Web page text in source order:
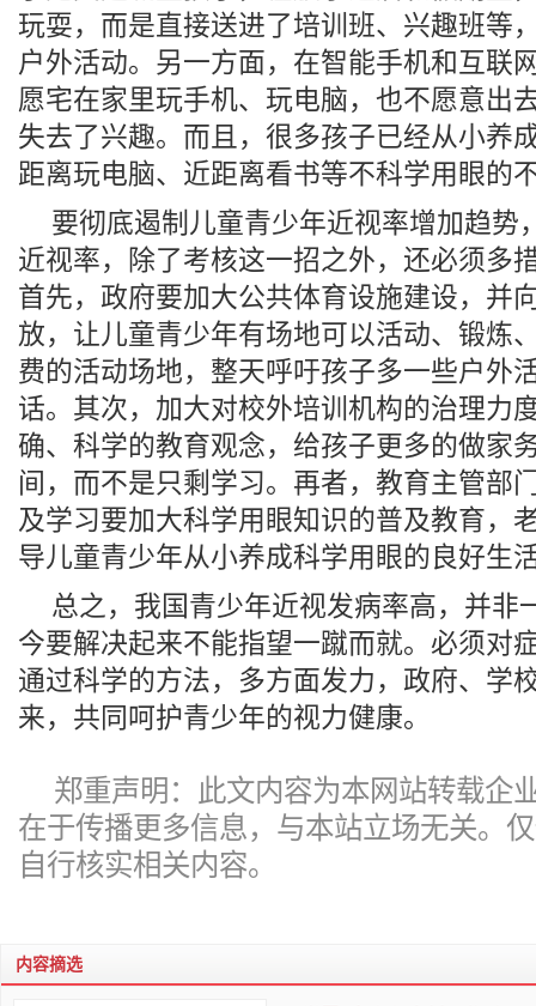
玩耍，而是直接送进了培训班、兴趣班等
户外活动。另一方面，在智能手机和互联
愿宅在家里玩手机、玩电脑，也不愿意出
失去了兴趣。而且，很多孩子已经从小养
距离玩电脑、近距离看书等不科学用眼的
要彻底遏制儿童青少年近视率增加趋势
近视率，除了考核这一招之外，还必须多
首先，政府要加大公共体育设施建设，并
放，让儿童青少年有场地可以活动、锻炼
费的活动场地，整天呼吁孩子多一些户外
话。其次，加大对校外培训机构的治理力
确、科学的教育观念，给孩子更多的做家
间，而不是只剩学习。再者，教育主管部
及学习要加大科学用眼知识的普及教育，
导儿童青少年从小养成科学用眼的良好生
总之，我国青少年近视发病率高，并非
今要解决起来不能指望一蹴而就。必须对
通过科学的方法，多方面发力，政府、学
来，共同呵护青少年的视力健康。
郑重声明：此文内容为本网站转载企
在于传播更多信息，与本站立场无关。
自行核实相关内容。
内容摘选